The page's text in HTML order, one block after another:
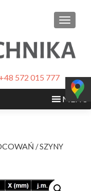
+48 572 015 777
MENU
/ SZYNY